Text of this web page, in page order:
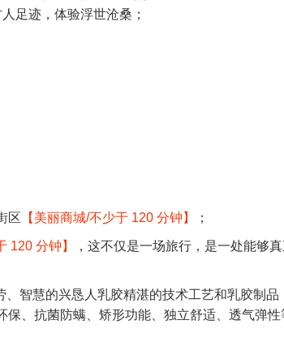
足迹，体验浮世沧桑；
区 【美丽商城/不少于 120 分钟】 ；
120 分钟】
，这不仅是一场旅行，是一处能够
、智慧的兴恳人乳胶精湛的技术工艺和乳胶制品
、抗菌防螨、矫形功能、独立舒适、透气弹性